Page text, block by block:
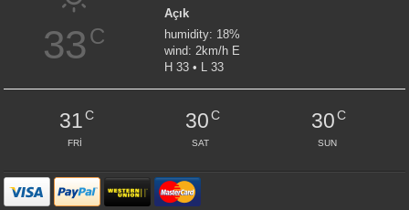
33C
Açık
humidity: 18%
wind: 2km/h E
H 33 • L 33
31C
FRI
30C
SAT
30C
SUN